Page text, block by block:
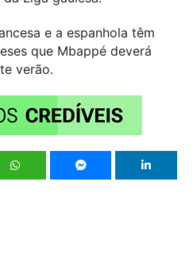
e a espanhola têm
que Mbappé deverá
verão.